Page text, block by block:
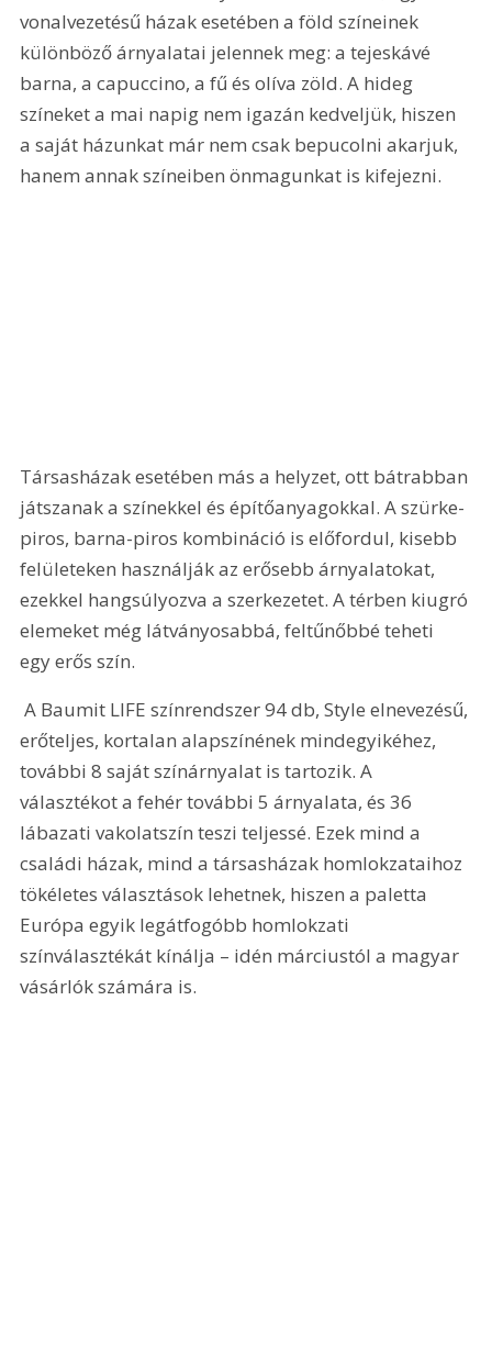
vonalvezetésű házak esetében a föld színeinek
különböző árnyalatai jelennek meg: a tejeskávé
barna, a capuccino, a fű és olíva zöld. A hideg
színeket a mai napig nem igazán kedveljük, hiszen
a saját házunkat már nem csak bepucolni akarjuk,
hanem annak színeiben önmagunkat is kifejezni.
Társasházak esetében más a helyzet, ott bátrabban
játszanak a színekkel és építőanyagokkal. A szürke-
piros, barna-piros kombináció is előfordul, kisebb
felületeken használják az erősebb árnyalatokat,
ezekkel hangsúlyozva a szerkezetet. A térben kiugró
elemeket még látványosabbá, feltűnőbbé teheti
egy erős szín.
A Baumit LIFE színrendszer 94 db, Style elnevezésű,
erőteljes, kortalan alapszínének mindegyikéhez,
további 8 saját színárnyalat is tartozik. A
választékot a fehér további 5 árnyalata, és 36
lábazati vakolatszín teszi teljessé. Ezek mind a
családi házak, mind a társasházak homlokzataihoz
tökéletes választások lehetnek, hiszen a paletta
Európa egyik legátfogóbb homlokzati
színválasztékát kínálja – idén márciustól a magyar
vásárlók számára is.